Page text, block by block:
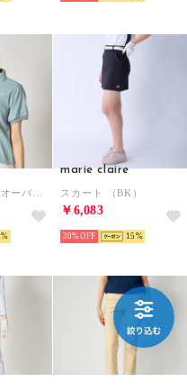
marie claire
スカート （BK）
￥6,083
30% 15